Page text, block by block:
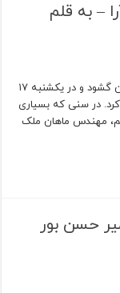
– به قلم
ماهان ملک‌آرا، در یکشنبه ۱۴ تیر ۱۳۶۶ چشم به جهان گشود و در یکشنبه ۱۷
گذر کرد. در سنی که بسیاری
مهندس ماهان ملک
حسن بور